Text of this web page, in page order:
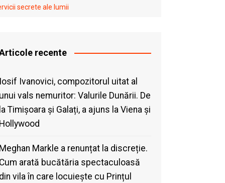
secrete ale lumii
recente
Ivanovici, compozitorul uitat al
vals nemuritor: Valurile Dunării. De
Timișoara și Galați, a ajuns la Viena și
Markle a renunțat la discreție.
arată bucătăria spectaculoasă
vila în care locuiește cu Prințul